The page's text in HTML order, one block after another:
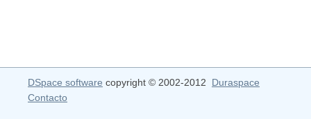
DSpace software copyright © 2002-2012 Duraspace
Contacto